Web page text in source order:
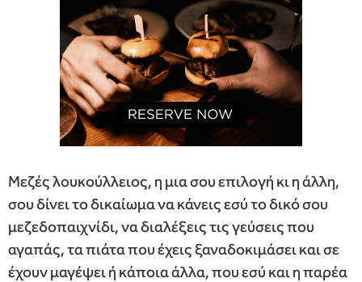
Μεζές λουκούλλειος, η μια σου επιλογή κι η άλλη,
σου δίνει το δικαίωμα να κάνεις εσύ το δικό σου
μεζεδοπαιχνίδι, να διαλέξεις τις γεύσεις που
αγαπάς, τα πιάτα που έχεις ξαναδοκιμάσει και σε
έχουν μαγέψει ή κάποια άλλα, που εσύ και η παρέα